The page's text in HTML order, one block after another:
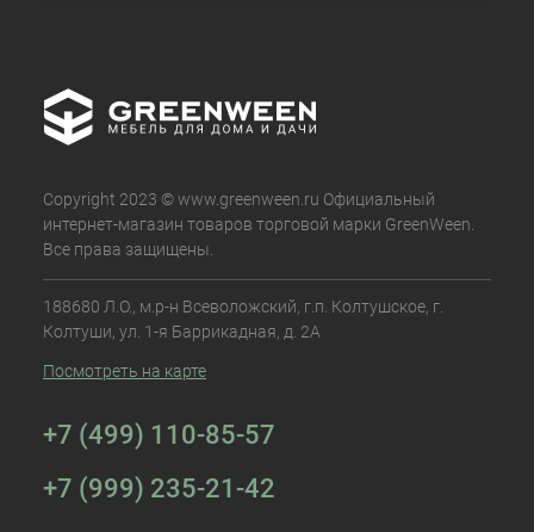
Copyright 2023 © www.greenween.ru Официальный
интернет-магазин товаров торговой марки GreenWeen.
Все права защищены.
188680 Л.О., м.р-н Всеволожский, г.п. Колтушское, г.
Колтуши, ул. 1-я Баррикадная, д. 2А
Посмотреть на карте
+7 (499) 110-85-57
+7 (999) 235-21-42